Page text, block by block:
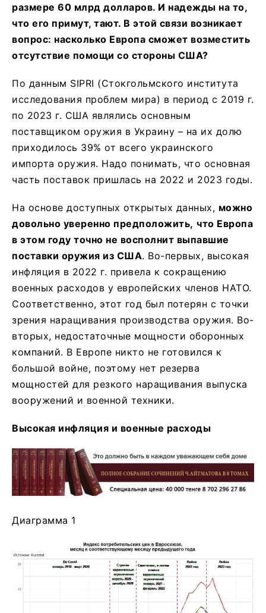
размере 60 млрд долларов. И надежды на то,
что его примут, тают. В этой связи возникает
вопрос: насколько Европа сможет возместить
отсутствие помощи со стороны США?
По данным SIPRI (Стокгольмского института
исследования проблем мира) в период с 2019 г.
по 2023 г. США являлись основным
поставщиком оружия в Украину – на их долю
приходилось 39% от всего украинского
импорта оружия. Надо понимать, что основная
часть поставок пришлась на 2022 и 2023 годы.
На основе доступных открытых данных, можно
довольно уверенно предположить, что Европа
в этом году точно не восполнит выпавшие
поставки оружия из США. Во-первых, высокая
инфляция в 2022 г. привела к сокращению
военных расходов у европейских членов НАТО.
Соответственно, этот год был потерян с точки
зрения наращивания производства оружия. Во-
вторых, недостаточные мощности оборонных
компаний. В Европе никто не готовился к
большой войне, поэтому нет резерва
мощностей для резкого наращивания выпуска
вооружений и военной техники.
Высокая инфляция и военные расходы
Диаграмма 1